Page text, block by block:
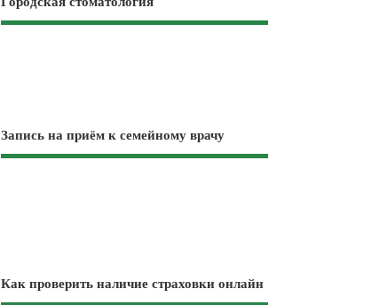
Запись на приём к семейному врачу
Как проверить наличие страховки онлайн